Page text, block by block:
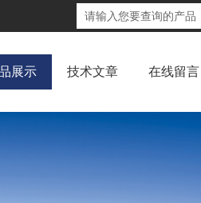
展示 技术文章 在线留言